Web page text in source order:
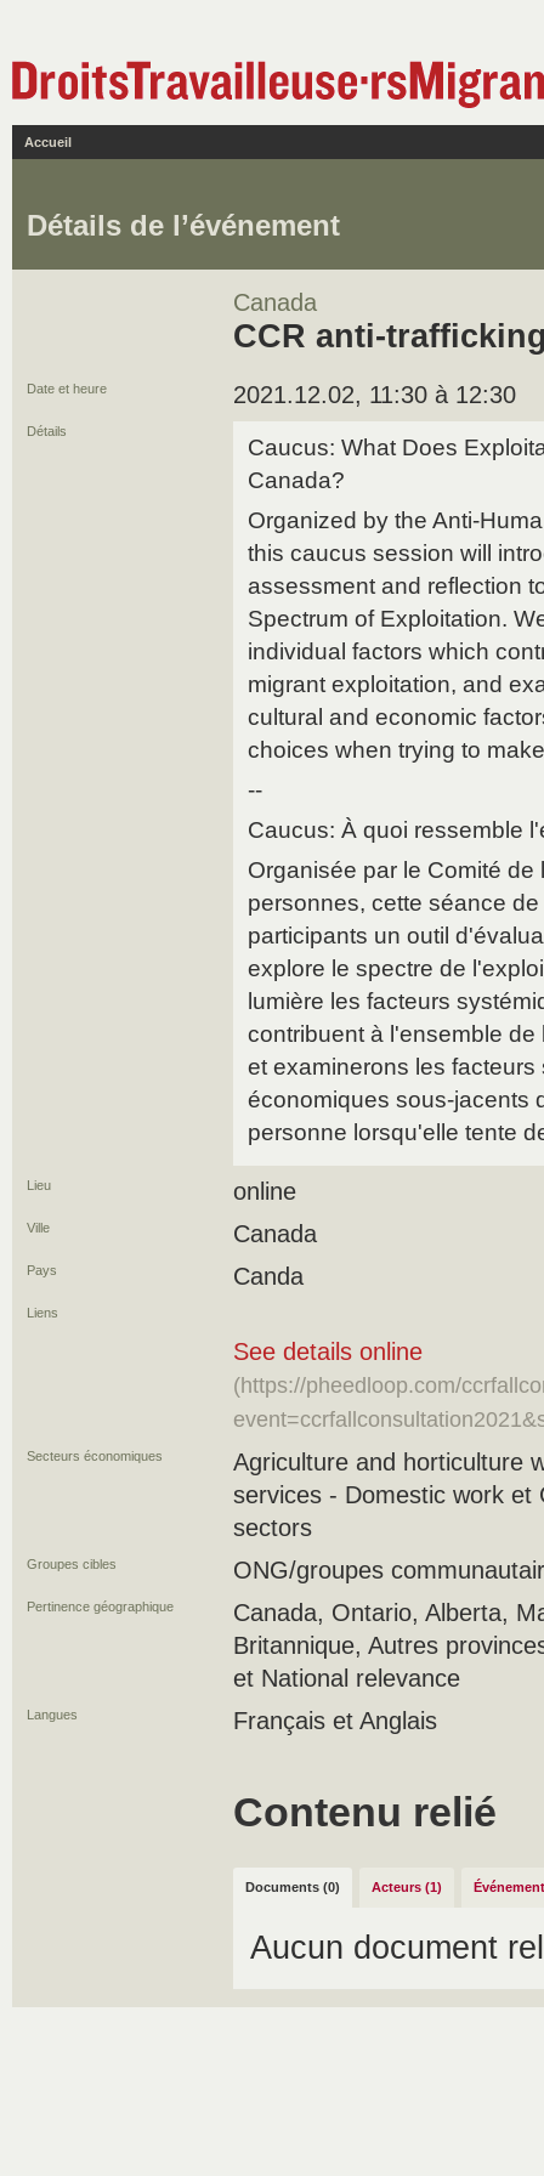
Accueil
Détails de l’événement
Canada
CCR anti-
Date et heure 2021.12.02, 11:30 à 12:30
Détails
Caucus: What Does
Canada?
Organized by the Anti-
this caucus session will
assessment and reflection
Spectrum of Exploitation.
individual factors which
migrant exploitation, and
cultural and economic
choices when trying to
--
Caucus: À quoi ressemble
Organisée par le Comité de
personnes, cette séance
participants un outil
explore le spectre de
lumière les facteurs
contribuent à l'ensemble
et examinerons les
économiques sous-jacents
personne lorsqu'elle tente
Lieu online
Ville Canada
Pays Canda
Liens
See details online
(https://pheedloop.com/
Secteurs économiques
Agriculture and horticulture
services - Domestic work et
sectors
Groupes cibles ONG/groupes
Pertinence géographique
Canada, Ontario, Alberta,
Britannique, Autres
et National relevance
Langues Français et Anglais
Contenu relié
Documents (0) Acteurs (1)
Aucun document